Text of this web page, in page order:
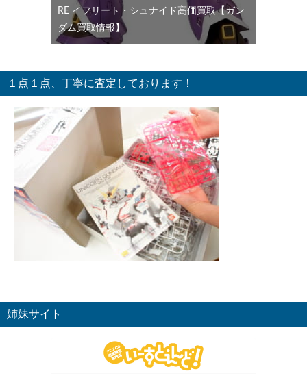
RE イフリート・シュナイド高価買取【ガン
ダム買取情報】
１点１点、丁寧に査定しております！
姉妹サイト